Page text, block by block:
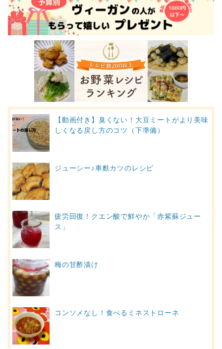
【動画付き】臭くない！大豆ミートがより美味
しくなる戻し方のコツ（下準備）
ジューシー♪車麩カツのレシピ
疲労回復！クエン酸で鮮やか「赤紫蘇ジュー
ス」
梅の甘酢漬け
コンソメなし！食べるミネストローネ